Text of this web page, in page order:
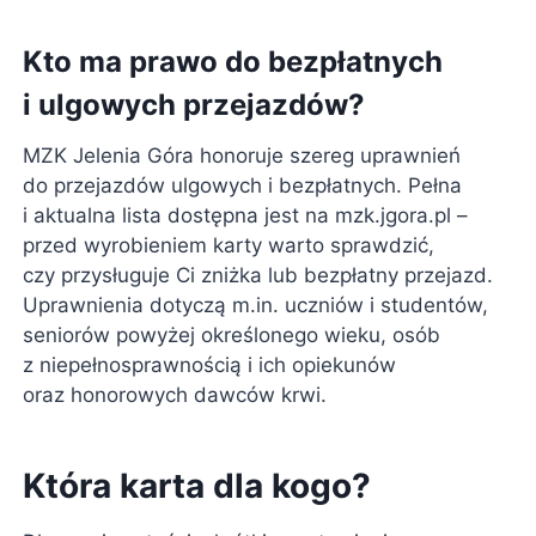
Kto ma prawo do bezpłatnych
i ulgowych przejazdów?
MZK Jelenia Góra honoruje szereg uprawnień
do przejazdów ulgowych i bezpłatnych. Pełna
i aktualna lista dostępna jest na mzk.jgora.pl –
przed wyrobieniem karty warto sprawdzić,
czy przysługuje Ci zniżka lub bezpłatny przejazd.
Uprawnienia dotyczą m.in. uczniów i studentów,
seniorów powyżej określonego wieku, osób
z niepełnosprawnością i ich opiekunów
oraz honorowych dawców krwi.
Która karta dla kogo?